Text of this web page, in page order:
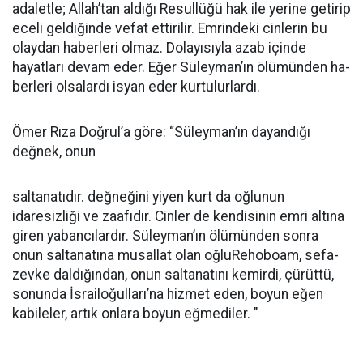
adaletle; Al­lah’tan aldığı Resullüğü hak ile ye­rine getirip
eceli geldiğinde vefat ettirilir. Emrindeki cinlerin bu
olay­dan haberleri olmaz. Dolayısıyla azab içinde
hayatları devam eder. Eğer Süleyman’ın ölümünden ha­
berleri olsalardı isyan eder kurtu­lurlardı.
Ömer Rıza Doğrul’a göre: “Süleyman’ın dayandığı
değnek, onun
saltanatıdır. değneğini yiyen kurt da oğlunun
idaresizliği ve zaafıdır. Cinler de kendisinin emri altına
gi­ren yabancılardır. Süleyman’ın ölü­münden sonra
onun saltanatına musallat olan oğluRehoboam, sefa­
zevke daldığından, onun saltanatını kemirdi, çürüttü,
sonunda İsrailoğulları’na hizmet eden, boyun eğen
kabileler, artık onlara boyun eğmediler. "